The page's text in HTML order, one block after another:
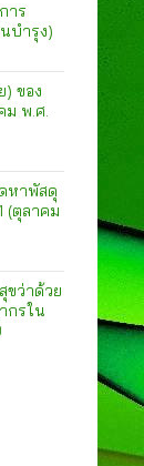
าร
บำรุง)
ของ
ม พ.ศ.
หาพัสดุ
(ตุลาคม
ขว่าด้วย
กรใน